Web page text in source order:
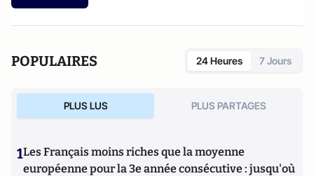
POPULAIRES 24 Heures 7 Jours
PLUS LUS PLUS PARTAGES
1Les Français moins riches que la moyenne
européenne pour la 3e année consécutive : jusqu'où